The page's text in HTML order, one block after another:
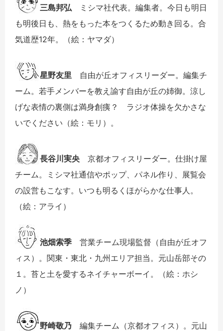
三島邦弘 ミシマ社代表。編集者。今日も明日
も明後日も、熱をもった本をつくるため動き回る。合
気道歴12年。（絵：ヤマダ）
星野友里 自由が丘オフィスリーダー。編集チ
ーム。若手メンバーを教え諭す自由が丘の姉御。涼し
げな表情の裏側は満身創痍？ ラジオ体操を欠かさな
いでください（絵：モリ）。
長谷川実央 京都オフィスリーダー。仕掛け屋
チーム。ミシマ社通信やポップ、パネル作り、展覧会
の設営もこなす。いつも明るくほがらかな仕事人。
（絵：アライ）
池畑索季 営業チーム現場監督（自由が丘オフ
ィス）。関東・東北・九州エリア担当。元山岳部その
１。苔と土を愛するネイチャーボーイ。（絵：ホシ
ノ）
野崎敬乃 編集チーム（京都オフィス）。元山